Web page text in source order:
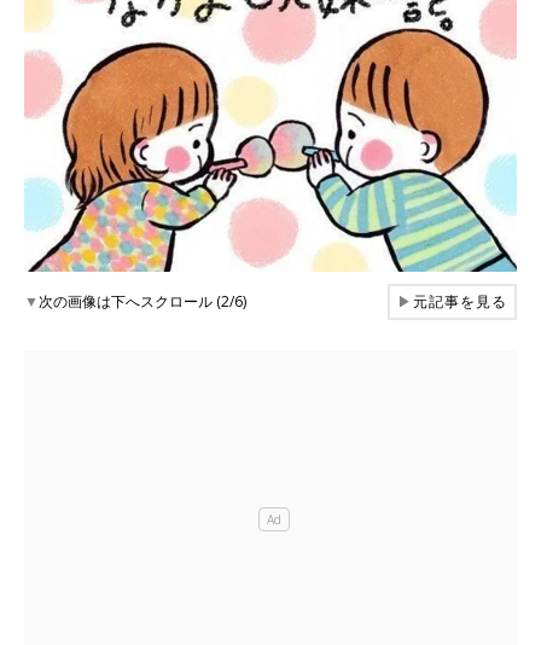
▼次の画像は下へスクロール (2/6) ▶元記事を見る